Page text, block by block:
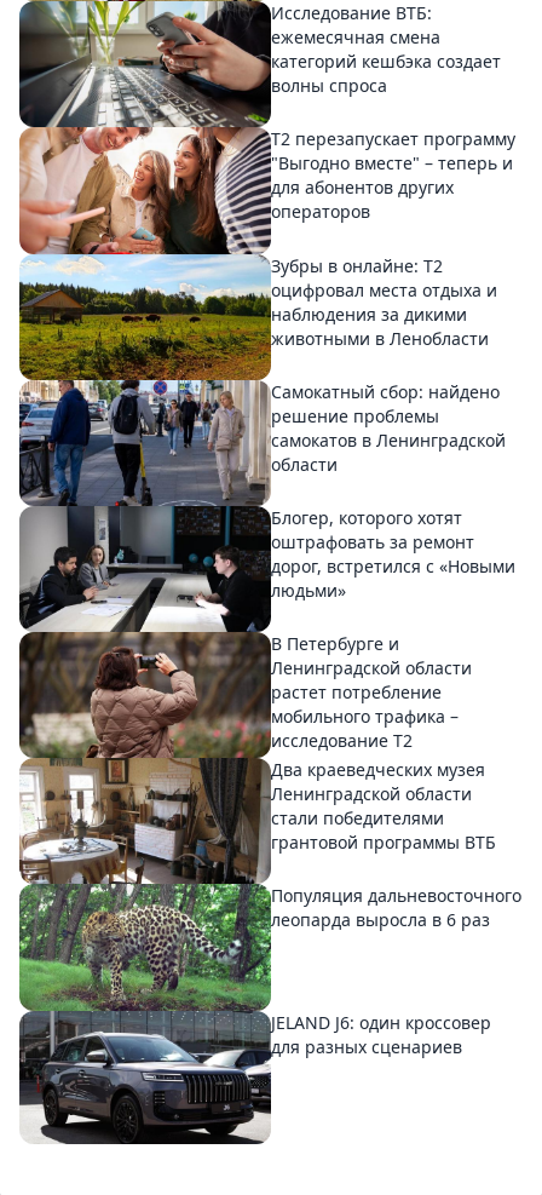
Исследование ВТБ:
ежемесячная смена
категорий кешбэка создает
волны спроса
Т2 перезапускает программу
"Выгодно вместе" – теперь и
для абонентов других
операторов
Зубры в онлайне: Т2
оцифровал места отдыха и
наблюдения за дикими
животными в Ленобласти
Самокатный сбор: найдено
решение проблемы
самокатов в Ленинградской
области
Блогер, которого хотят
оштрафовать за ремонт
дорог, встретился с «Новыми
людьми»
В Петербурге и
Ленинградской области
растет потребление
мобильного трафика –
исследование T2
Два краеведческих музея
Ленинградской области
стали победителями
грантовой программы ВТБ
Популяция дальневосточного
леопарда выросла в 6 раз
JELAND J6: один кроссовер
для разных сценариев